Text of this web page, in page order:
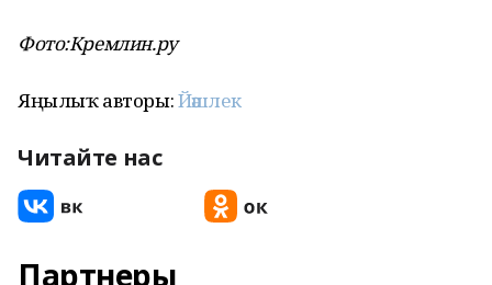
Фото:Кремлин.ру
Яңылыҡ авторы:Йәшлек
Читайте нас
Партнеры